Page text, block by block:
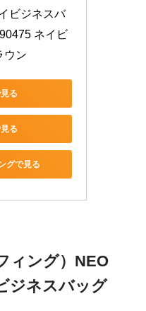
ビジネスバ
ネイビ
ウン
る
る
グで見る
ング） NEO
ジネスバッグ